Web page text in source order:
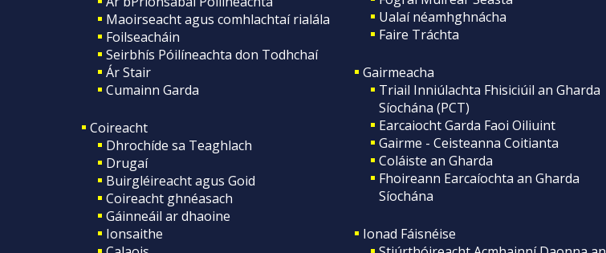
Maoirseacht agus comhlachtaí rialála
Foilseacháin
Seirbhís Póilíneachta don Todhchaí
Ár Stair
Cumainn Garda
Coireacht
Dhrochíde sa Teaghlach
Drugaí
Buirgléireacht agus Goid
Coireacht ghnéasach
Gáinneáil ar dhaoine
Ionsaithe
Ualaí néamhghnácha
Faire Tráchta
Gairmeacha
Triail Inniúlachta Fhisiciúil an Gharda
Síochána (PCT)
Earcaiocht Garda Faoi Oiliuint
Gairme - Ceisteanna Coitianta
Coláiste an Gharda
Fhoireann Earcaíochta an Gharda
Síochána
Ionad Fáisnéise